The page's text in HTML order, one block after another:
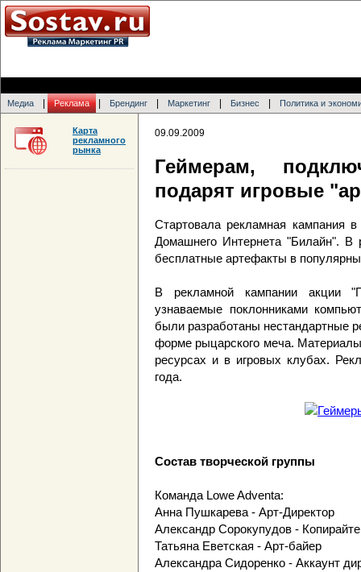
Медиа Реклама Брендинг Маркетинг Бизнес Политика и
09.09.2009
Геймерам,
подарят игровые
Стартовала рекламная кампания
Домашнего Интернета "Билайн". В
бесплатные артефакты в
В рекламной кампании акции
узнаваемые поклонниками
были разработаны нестандартные
форме рыцарского меча.
ресурсах и в игровых клубах.
года.
Состав творческой группы
Команда Lowe Adventa:
Анна Пушкарева - Арт-Директор
Александр Сорокупудов -
Татьяна Еветская - Арт-байер
Александра Сидоренко - Аккаунт
Карта
рекламного
рынка